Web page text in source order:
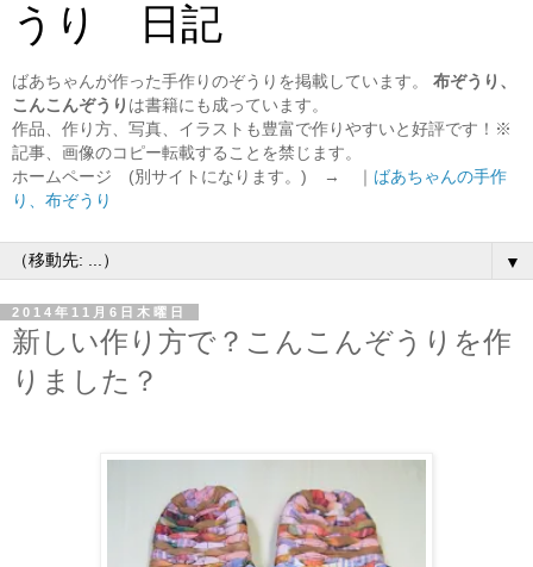
うり 日記
ばあちゃんが作った手作りのぞうりを掲載しています。 布ぞうり、
こんこんぞうり は書籍にも成っています。
作品、作り方、写真、イラストも豊富で作りやすいと好評です！※
記事、画像のコピー転載することを禁じます。
ホームページ (別サイトになります。) → ｜ ばあちゃんの手作
り、布ぞうり
▼
2014年11月6日木曜日
新しい作り方で？こんこんぞうりを作
りました？